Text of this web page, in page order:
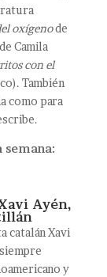
oxígenode
Camila
con el
También
como para
Ayén,
catalán Xavi
y